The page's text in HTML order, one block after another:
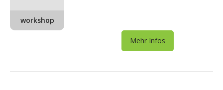
workshop
Mehr Infos